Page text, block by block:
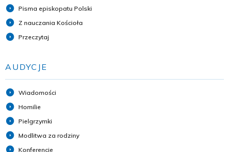
Pisma episkopatu Polski
Z nauczania Kościoła
Przeczytaj
AUDYCJE
Wiadomości
Homilie
Pielgrzymki
Modlitwa za rodziny
Konferencje